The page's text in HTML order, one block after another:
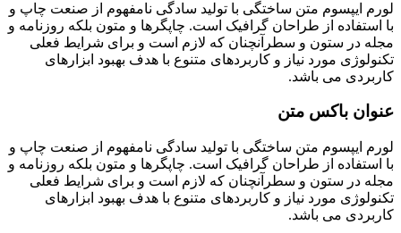
لورم ایپسوم متن ساختگی با تولید سادگی نامفهوم از صنعت چاپ و
با استفاده از طراحان گرافیک است. چاپگرها و متون بلکه روزنامه و
مجله در ستون و سطرآنچنان که لازم است و برای شرایط فعلی
تکنولوژی مورد نیاز و کاربردهای متنوع با هدف بهبود ابزارهای
کاربردی می باشد.
عنوان باکس متن
لورم ایپسوم متن ساختگی با تولید سادگی نامفهوم از صنعت چاپ و
با استفاده از طراحان گرافیک است. چاپگرها و متون بلکه روزنامه و
مجله در ستون و سطرآنچنان که لازم است و برای شرایط فعلی
تکنولوژی مورد نیاز و کاربردهای متنوع با هدف بهبود ابزارهای
کاربردی می باشد.